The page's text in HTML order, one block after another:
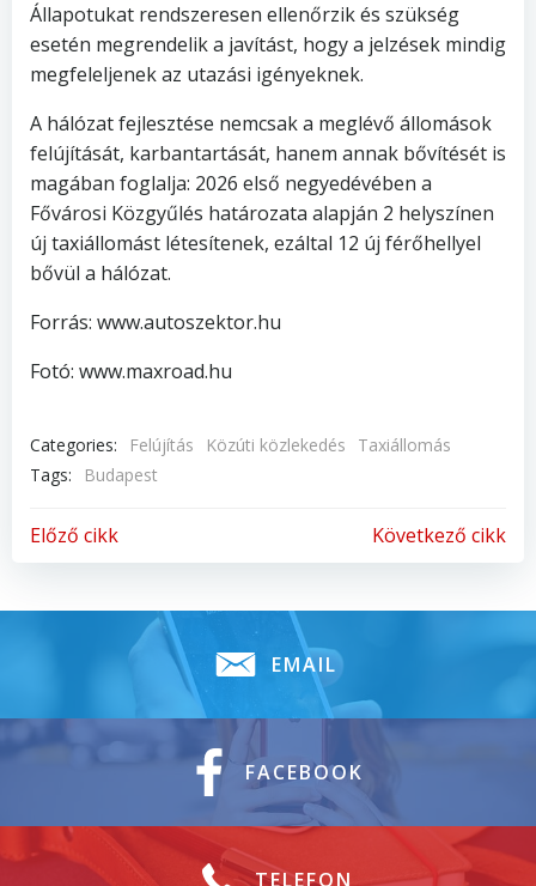
Állapotukat rendszeresen ellenőrzik és szükség
esetén megrendelik a javítást, hogy a jelzések mindig
megfeleljenek az utazási igényeknek.
A hálózat fejlesztése nemcsak a meglévő állomások
felújítását, karbantartását, hanem annak bővítését is
magában foglalja: 2026 első negyedévében a
Fővárosi Közgyűlés határozata alapján 2 helyszínen
új taxiállomást létesítenek, ezáltal 12 új férőhellyel
bővül a hálózat.
Forrás: www.autoszektor.hu
Fotó: www.maxroad.hu
Categories: Felújítás Közúti közlekedés
Taxiállomás
Tags:
Budapest
Bejegyzés
Navigáció
Előző cikk
Bejegyzés
Navigáció
Következő cikk
EMAIL
FACEBOOK
TELEFON